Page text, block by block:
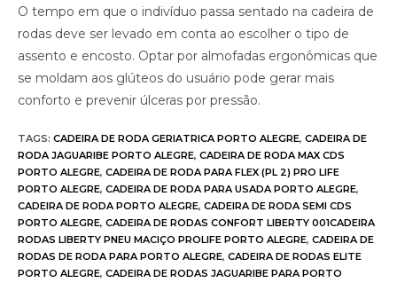
O tempo em que o indivíduo passa sentado na cadeira de
rodas deve ser levado em conta ao escolher o tipo de
assento e encosto. Optar por almofadas ergonômicas que
se moldam aos glúteos do usuário pode gerar mais
conforto e prevenir úlceras por pressão.
TAGS: CADEIRA DE RODA GERIATRICA PORTO ALEGRE, CADEIRA DE
RODA JAGUARIBE PORTO ALEGRE, CADEIRA DE RODA MAX CDS
PORTO ALEGRE, CADEIRA DE RODA PARA FLEX (PL 2) PRO LIFE
PORTO ALEGRE, CADEIRA DE RODA PARA USADA PORTO ALEGRE,
CADEIRA DE RODA PORTO ALEGRE, CADEIRA DE RODA SEMI CDS
PORTO ALEGRE, CADEIRA DE RODAS CONFORT LIBERTY 001CADEIRA
RODAS LIBERTY PNEU MACIÇO PROLIFE PORTO ALEGRE, CADEIRA DE
RODAS DE RODA PARA PORTO ALEGRE, CADEIRA DE RODAS ELITE
PORTO ALEGRE, CADEIRA DE RODAS JAGUARIBE PARA PORTO